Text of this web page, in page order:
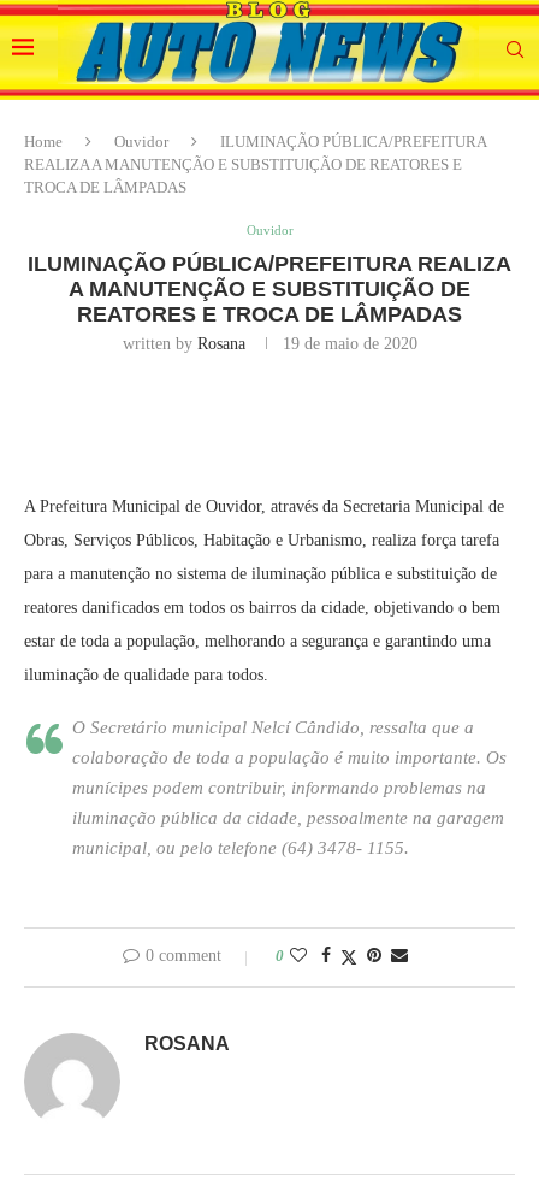
Home Ouvidor
ILUMINAÇÃO PÚBLICA/PREFEITURA
REALIZA A MANUTENÇÃO E SUBSTITUIÇÃO DE REATORES E
TROCA DE LÂMPADAS
Ouvidor
ILUMINAÇÃO PÚBLICA/PREFEITURA REALIZA
A MANUTENÇÃO E SUBSTITUIÇÃO DE
REATORES E TROCA DE LÂMPADAS
written by Rosana 19 de maio de 2020
A Prefeitura Municipal de Ouvidor, através da Secretaria Municipal de
Obras, Serviços Públicos, Habitação e Urbanismo, realiza força tarefa
para a manutenção no sistema de iluminação pública e substituição de
reatores danificados em todos os bairros da cidade, objetivando o bem
estar de toda a população, melhorando a segurança e garantindo uma
iluminação de qualidade para todos.
O Secretário municipal Nelcí Cândido, ressalta que a
colaboração de toda a população é muito importante. Os
munícipes podem contribuir, informando problemas na
iluminação pública da cidade, pessoalmente na garagem
municipal, ou pelo telefone (64) 3478- 1155.
0 comment 0
ROSANA